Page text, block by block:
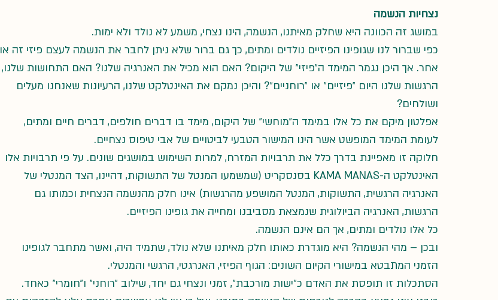
נצחיות הנשמה
במושג זה הכוונה היא שחלק מאיתנו, הנשמה, הינו נצחי, משמע לא נולד ולא ימות.
כפי שברור לנו שגופינו הפיזיים נולדים ומתים, כך גם ברור שלא ניתן לחבר את הנשמה לעצם פיזי זה או
אחר. אך היכן נגמר המימד ה״פיזי״ של היקום? האם הוא מכיל את האנרגיה שלנו? האם התחושות שלנו,
הרגשות שלנו היום ״פיזיים״ או ״רוחניים״? והיכן נמקם את האינטלקט שלנו, הרעיונות שאנחנו מעלים
ושולחים?
אפלטון מיקם את כל אלו במימד ה״מוחשי״ של היקום, מימד בו דברים חולפים, דברים חיים ומתים,
לעומת המימד המופשט אשר הינו המישור הטבעי לביטויים של אבי טיפוס נצחיים.
חלוקה זו מאפיינת בדרך כלל את תרבויות המזרח, למרות השימוש במושגים שונים. על פי תרבויות אלו
האינטלקט ה-KAMA MANAS בסנסקריט (שמשמעו המנטל של התשוקות, דהיינו, הצד המנטלי של
האנרגיה הרגשית, התשוקות, המנטל המושפע מהרגשות) אינו חלק מהנשמה הנצחית וכמותו גם
הרגשות, האנרגיה הביולוגית שנמצאת מסביבנו ומחייה את גופינו הפיזיים.
כל אלו נולדים ומתים, אך הם אינם הנשמה.
ובכן – מהי הנשמה? היא מוגדרת כאותו חלק מאיתנו שלא נולד, שתמיד היה, ואשר מתחבר לגופינו
הזמני המתבטא במישורי הקיום השונים: הגוף הפיזי, האנרגטי, הרגשי והמנטלי.
הסתכלות זו תופסת את האדם כ״ישות מורכבת״, זמני ונצחי גם יחד, שילוב ״רוחני״ ו״חומרי״ כאחד.